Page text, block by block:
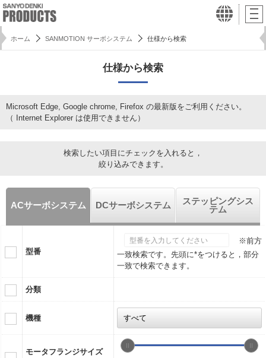
ホーム SANMOTION サーボシステム 仕様から検索
仕様から検索
Microsoft Edge, Google chrome, Firefox の最新版をご利用ください。
（ Internet Explorer は使用できません）
検索したい項目にチェックを入れると，
絞り込みできます。
ACサーボシステム DCサーボシステム
ステッピングシス
テム
型番
※前方
一致検索です。先頭に*をつけると，部分
一致で検索できます。
分類
機種
モータフランジサイズ